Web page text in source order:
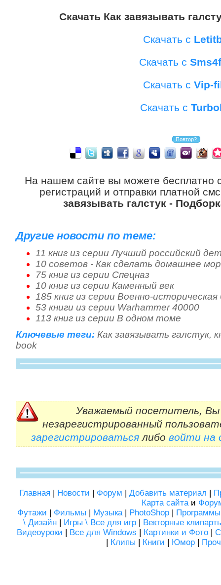
Скачать Как завязывать
Скачать с
Скачать с
Скачать с Vip-
Скачать с
На нашем сайте вы можете бесплатно
регистраций и отправки платной
завязывать галстук -
Другие новости по теме:
11 книг из серии Лучший российский
10 советов - Как сделать домашнее
75 книг из серии Спецназ
10 книг из серии Каменный век
185 книг из серии Военно-
53 книги из серии Warhammer 40000
113 книг из серии В одном томе
Ключевые теги: Как завязывать галстук,
book
Уважаемый посетитель, Вы
незарегистрированный
зарегистрироватьсялибо войти на
Главная | Новости | Форум | Добавить материал |
Карта сайтаи
Футажи | Фильмы | Музыка| PhotoShop | Программы
\ Дизайн | Игры \ Все для игр | Векторные
Видеоуроки | Все для Windows | Картинки и Фото|
| Клипы | Книги | Юмор |